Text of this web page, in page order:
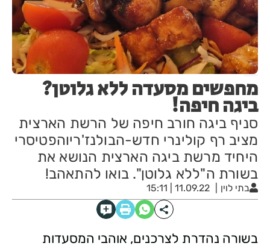
מחפשים מסעדה ללא גלוטן?
ביגה חיפה!
סניף ביגה חורב חיפה של הרשת הארצית
מציב רף קולינרי חדש-הבולנז'ריוהפטיסרי
היחיד מרשת ביגה הארצית הנושא את
בשורת ה"ללא גלוטן". בואו להתאהב!
בתי לוין 11.09.22 | 15:11
בשורה נהדרת לצרכנים, אוהבי המסעדות